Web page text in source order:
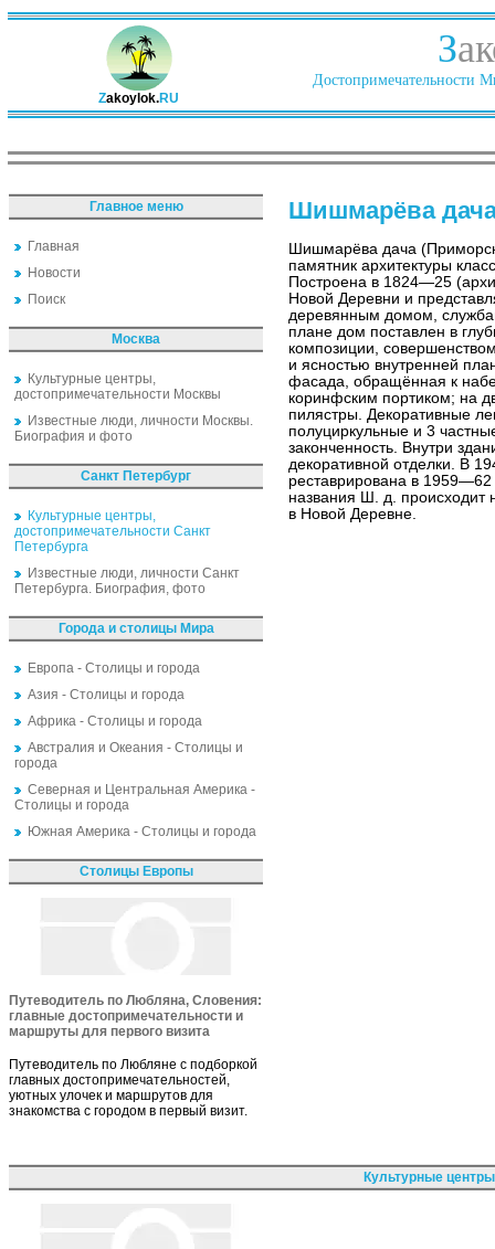
Zakoylok.RU
З
Достопримечательности
Главное меню
Главная
Новости
Поиск
Москва
Культурные центры,
достопримечательности Москвы
Известные люди, личности Москвы.
Биография и фото
Санкт Петербург
Культурные центры,
достопримечательности Санкт
Петербурга
Известные люди, личности Санкт
Петербурга. Биография, фото
Города и столицы Мира
Европа - Столицы и города
Азия - Столицы и города
Африка - Столицы и города
Австралия и Океания - Столицы и
города
Северная и Центральная Америка -
Столицы и города
Южная Америка - Столицы и города
Столицы Европы
Путеводитель по Любляна, Словения:
главные достопримечательности и
маршруты для первого визита
Путеводитель по Любляне с подборкой
главных достопримечательностей,
уютных улочек и маршрутов для
знакомства с городом в первый визит.
Шишмарёва
Шишмарёва дача
памятник архитектуры
Построена в 1824—25
Новой Деревни и
деревянным домом,
плане дом поставлен в
композиции,
и ясностью внутренней
фасада, обращённая к
коринфским портиком; на
пилястры. Декоративные
полуциркульные и 3
законченность. Внутри
декоративной отделки. В
реставрирована в
названия Ш. д. происходит
в Новой Деревне.
Культурные